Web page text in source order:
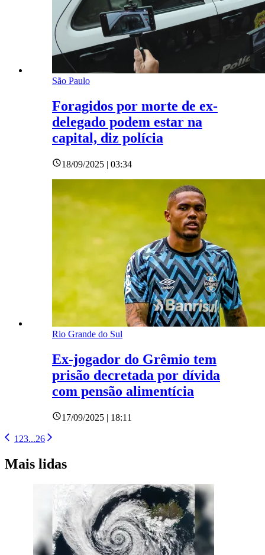
São Paulo
Foragidos por morte de ex-
delegado podem estar na
capital, diz polícia
18/09/2025 | 03:34
Rio Grande do Sul
Ex-jogador do Grêmio tem
prisão decretada por dívida
com pensão alimentícia
17/09/2025 | 18:11
1 23...26
Mais lidas